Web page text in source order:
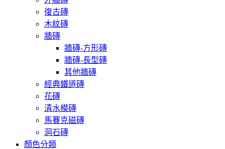
復古磚
木紋磚
牆磚
牆磚-方形磚
牆磚-長型磚
其他牆磚
經典鐵道磚
花磚
清水模磚
馬賽克磁磚
洞石磚
顏色分類